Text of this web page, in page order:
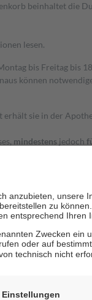
beinhaltet die
lesen.
bis Freitag bis
können
sie in der
mindestens jedoch
Stellung der